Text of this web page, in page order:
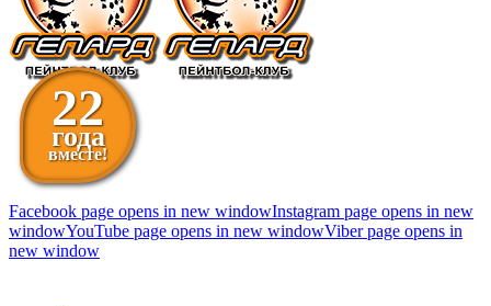
22
года
вместе!
Facebook page opens in new windowInstagram page opens in new
windowYouTube page opens in new windowViber page opens in
new window